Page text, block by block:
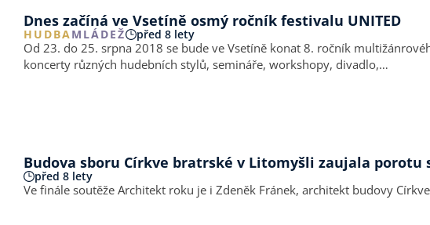
Dnes začíná ve Vsetíně osmý ročník festivalu UNITED
HUDBAMLÁDEŽ před 8 lety
Od 23. do 25. srpna 2018 se bude ve Vsetíně konat 8. ročník
koncerty různých hudebních stylů, semináře, workshopy, divadlo,…
Budova sboru Církve bratrské v Litomyšli zaujala
před 8 lety
Ve finále soutěže Architekt roku je i Zdeněk Fránek, architekt budovy